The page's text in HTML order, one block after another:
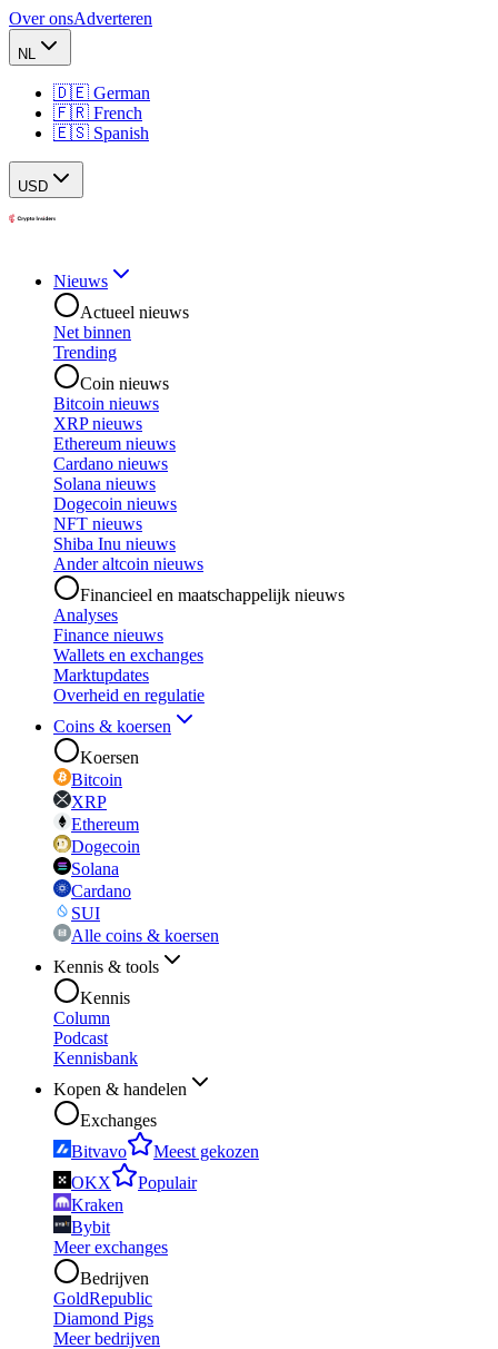
Over onsAdverteren
NL
🇩🇪 German
🇫🇷 French
🇪🇸 Spanish
USD
Nieuws
Actueel nieuws
Net binnen
Trending
Coin nieuws
Bitcoin nieuws
XRP nieuws
Ethereum nieuws
Cardano nieuws
Solana nieuws
Dogecoin nieuws
NFT nieuws
Shiba Inu nieuws
Ander altcoin nieuws
Financieel en maatschappelijk nieuws
Analyses
Finance nieuws
Wallets en exchanges
Marktupdates
Overheid en regulatie
Coins & koersen
Koersen
Bitcoin
XRP
Ethereum
Dogecoin
Solana
Cardano
SUI
Alle coins & koersen
Kennis & tools
Kennis
Column
Podcast
Kennisbank
Kopen & handelen
Exchanges
Bitvavo
Meest gekozen
OKX
Populair
Kraken
Bybit
Meer exchanges
Bedrijven
GoldRepublic
Diamond Pigs
Meer bedrijven